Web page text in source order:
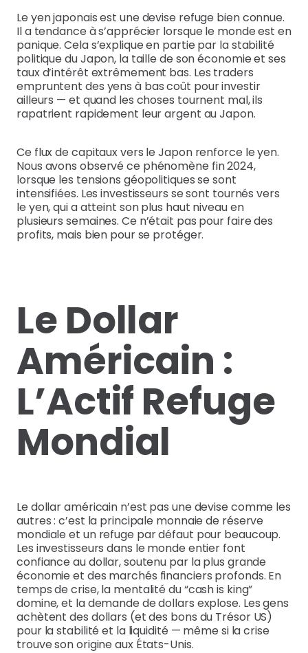
Le yen japonais est une devise refuge bien connue.
Il a tendance à s’apprécier lorsque le monde est en
panique. Cela s’explique en partie par la stabilité
politique du Japon, la taille de son économie et ses
taux d’intérêt extrêmement bas. Les traders
empruntent des yens à bas coût pour investir
ailleurs — et quand les choses tournent mal, ils
rapatrient rapidement leur argent au Japon.
Ce flux de capitaux vers le Japon renforce le yen.
Nous avons observé ce phénomène fin 2024,
lorsque les tensions géopolitiques se sont
intensifiées. Les investisseurs se sont tournés vers
le yen, qui a atteint son plus haut niveau en
plusieurs semaines. Ce n’était pas pour faire des
profits, mais bien pour se protéger.
Le Dollar
Américain :
L’Actif Refuge
Mondial
Le dollar américain n’est pas une devise comme les
autres : c’est la principale monnaie de réserve
mondiale et un refuge par défaut pour beaucoup.
Les investisseurs dans le monde entier font
confiance au dollar, soutenu par la plus grande
économie et des marchés financiers profonds. En
temps de crise, la mentalité du “cash is king”
domine, et la demande de dollars explose. Les gens
achètent des dollars (et des bons du Trésor US)
pour la stabilité et la liquidité — même si la crise
trouve son origine aux États-Unis.